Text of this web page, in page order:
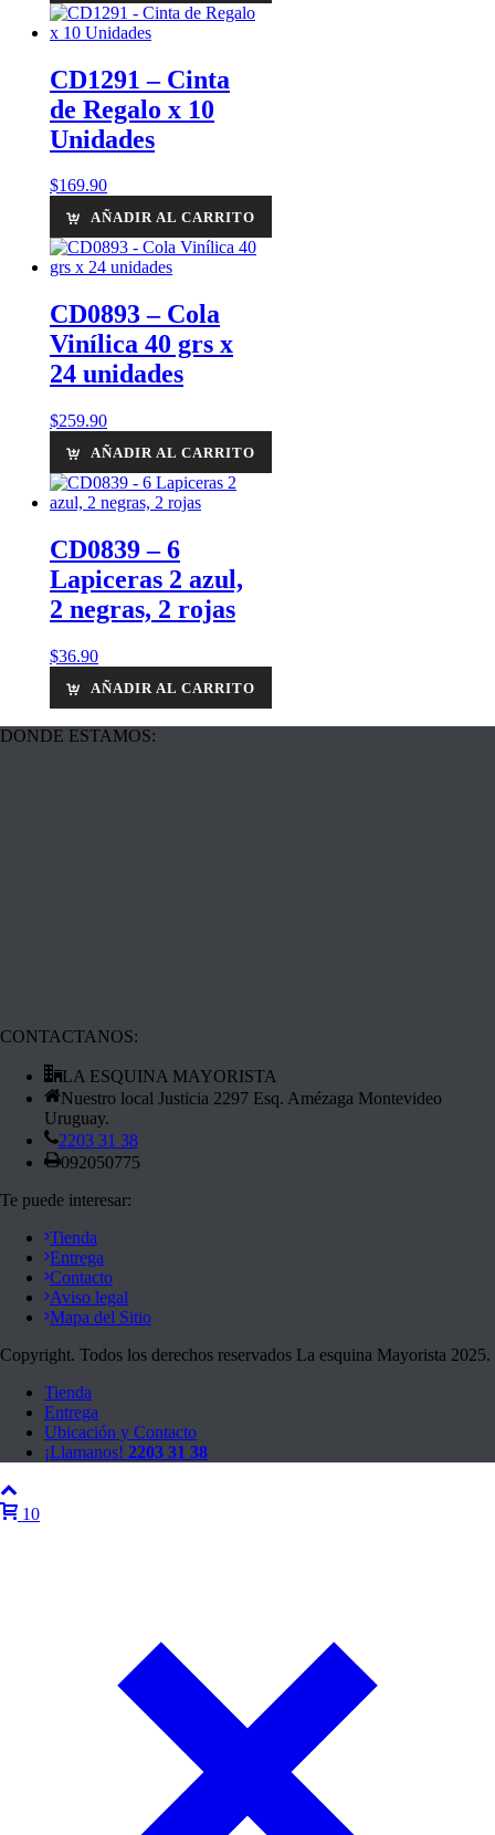
CD1291 – Cinta
de Regalo x 10
Unidades
$169.90
AÑADIR AL CARRITO
CD0893 – Cola
Vinílica 40 grs x
24 unidades
$259.90
AÑADIR AL CARRITO
CD0839 – 6
Lapiceras 2 azul,
2 negras, 2 rojas
$36.90
AÑADIR AL CARRITO
DONDE ESTAMOS:
CONTACTANOS:
LA ESQUINA MAYORISTA
Nuestro local Justicia 2297 Esq. Amézaga Montevideo
Uruguay.
2203 31 38
092050775
Te puede interesar:
Tienda
Entrega
Contacto
Aviso legal
Mapa del Sitio
Copyright. Todos los derechos reservados La esquina Mayorista 2025.
Tienda
Entrega
Ubicación y Contacto
¡Llamanos! 2203 31 38
10